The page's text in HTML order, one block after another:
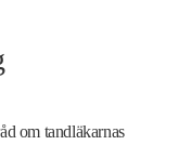
om tandläkarnas